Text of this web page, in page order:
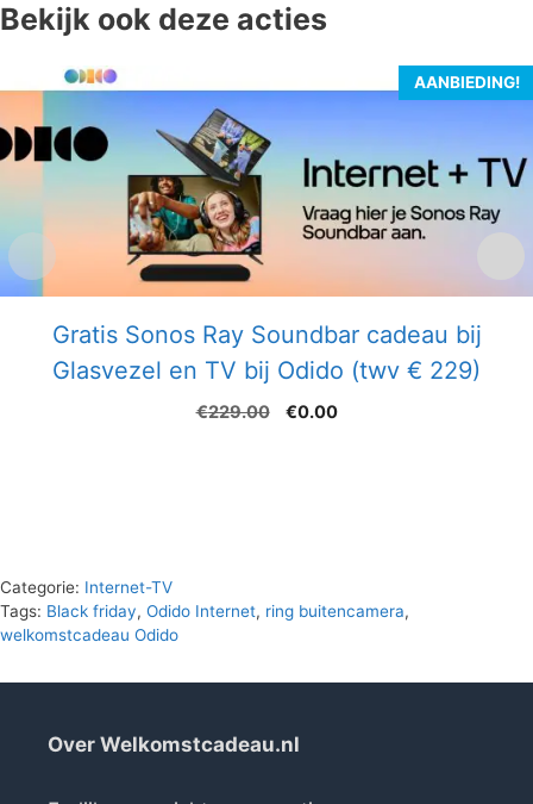
Bekijk ook deze acties
AANBIEDING!
Gratis Sonos Ray Soundbar cadeau bij
Glasvezel en TV bij Odido (twv € 229)
€229.00
Oorspronkelijke
€0.00Huidige
Categorie: Internet-TV
Tags: Black friday, Odido Internet, ring buitencamera,
welkomstcadeau Odido
Over Welkomstcadeau.nl